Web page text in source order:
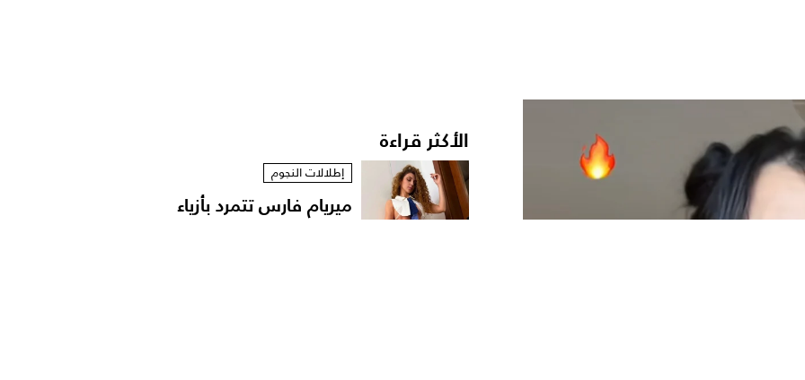
الأكثر قراءة
إطلالات النجوم
ميريام فارس تتمرد بأزياء
مستوحاة من الخزانة...